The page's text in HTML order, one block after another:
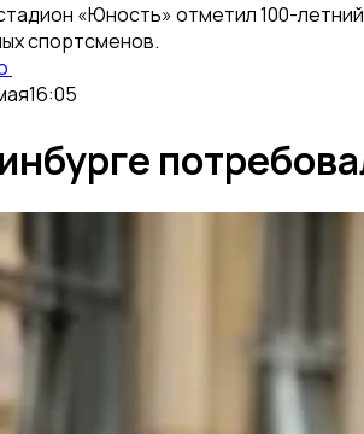
«Юность» отметил 100-
спортсменов.
16:05